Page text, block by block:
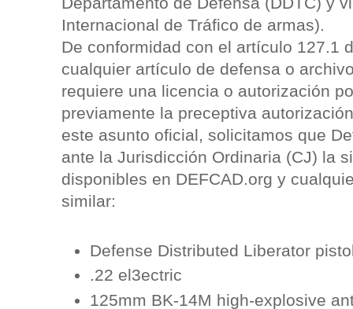
Internacional de Tráfico de armas).
De conformidad con el artículo 127.1
cualquier artículo de defensa o
requiere una licencia o autorización
previamente la preceptiva
este asunto oficial, solicitamos que
ante la Jurisdicción Ordinaria (CJ) la
disponibles en DEFCAD.org y
similar:
Defense Distributed Liberator
.22 el3ectric
125mm BK-14M high-explosive